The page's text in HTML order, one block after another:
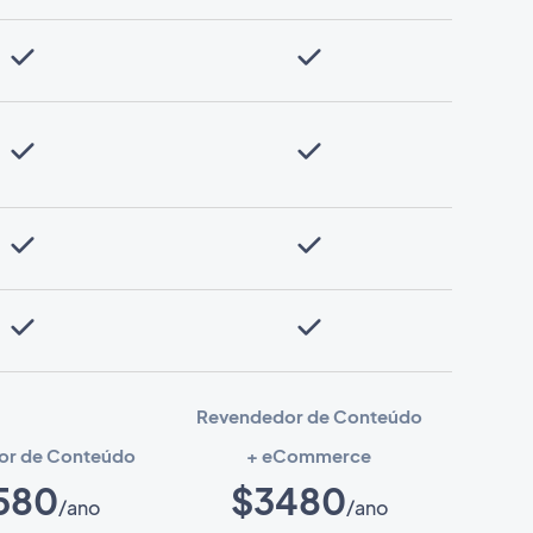
de Conteúdo
/ano
Revendedor de Conteúdo
+ eCommerce
$3480/ano